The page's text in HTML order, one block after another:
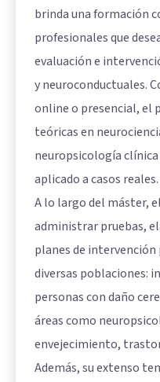
brinda una formación
profesionales que
evaluación e
y neuroconductuales.
online o presencial, el
teóricas en
neuropsicología
aplicado a casos reales.
A lo largo del máster,
administrar pruebas,
planes de
diversas poblaciones:
personas con daño
áreas como
envejecimiento,
Además, su extenso